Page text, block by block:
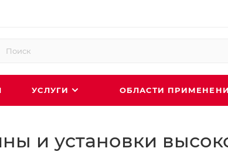
УСЛУГИ ОБЛАСТИ
и установки